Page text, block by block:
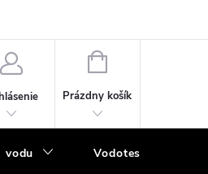
NÁKUPNÝ
Prázdny košík
vodu Vodotesný program